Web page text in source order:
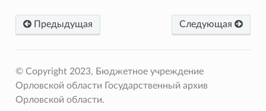
Предыдущая Следующая
© Copyright 2023, Бюджетное учреждение
Орловской области Государственный архив
Орловской области.